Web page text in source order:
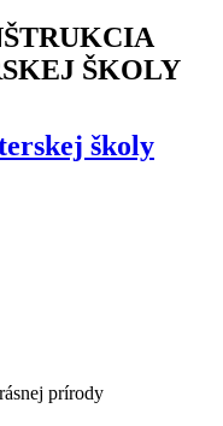
ŠKOLY
prírody